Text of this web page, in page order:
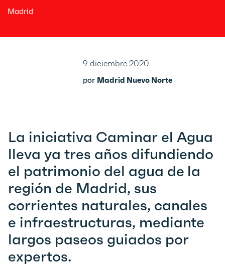
Madrid
La iniciativa Caminar el Agua
lleva ya tres años difundiendo
el patrimonio del agua de la
región de Madrid, sus
corrientes naturales, canales
e infraestructuras, mediante
largos paseos guiados por
expertos.
9 diciembre 2020
por Madrid Nuevo Norte